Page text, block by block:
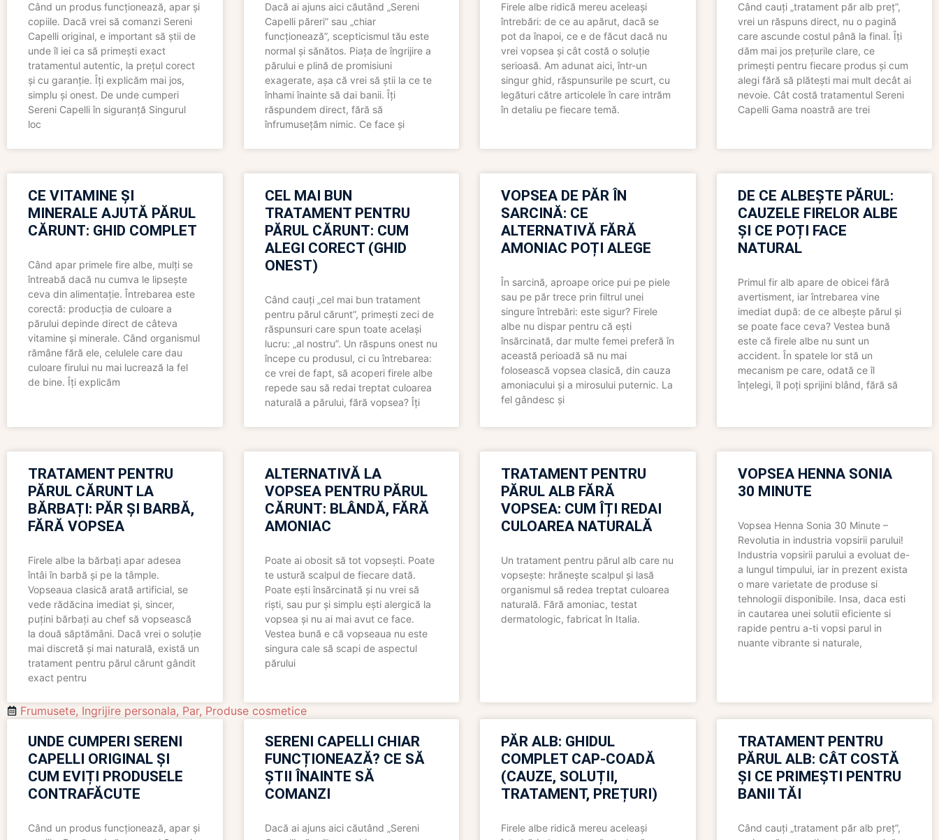
Când un produs funcționează, apar și
copiile. Dacă vrei să comanzi Sereni
Capelli original, e important să știi de
unde îl iei ca să primești exact
tratamentul autentic, la prețul corect
și cu garanție. Îți explicăm mai jos,
simplu și onest. De unde cumperi
Sereni Capelli în siguranță Singurul
loc
Dacă ai ajuns aici căutând „Sereni
Capelli păreri” sau „chiar
funcționează”, scepticismul tău este
normal și sănătos. Piața de îngrijire a
părului e plină de promisiuni
exagerate, așa că vrei să știi la ce te
înhami înainte să dai banii. Îți
răspundem direct, fără să
înfrumusețăm nimic. Ce face și
Firele albe ridică mereu aceleași
întrebări: de ce au apărut, dacă se
pot da înapoi, ce e de făcut dacă nu
vrei vopsea și cât costă o soluție
serioasă. Am adunat aici, într-un
singur ghid, răspunsurile pe scurt, cu
legături către articolele în care intrăm
în detaliu pe fiecare temă.
Când cauți „tratament păr alb preț”,
vrei un răspuns direct, nu o pagină
care ascunde costul până la final. Îți
dăm mai jos prețurile clare, ce
primești pentru fiecare produs și cum
alegi fără să plătești mai mult decât ai
nevoie. Cât costă tratamentul Sereni
Capelli Gama noastră are trei
CE VITAMINE ȘI
MINERALE AJUTĂ PĂRUL
CĂRUNT: GHID COMPLET
Când apar primele fire albe, mulți se
întreabă dacă nu cumva le lipsește
ceva din alimentație. Întrebarea este
corectă: producția de culoare a
părului depinde direct de câteva
vitamine și minerale. Când organismul
rămâne fără ele, celulele care dau
culoare firului nu mai lucrează la fel
de bine. Îți explicăm
CEL MAI BUN
TRATAMENT PENTRU
PĂRUL CĂRUNT: CUM
ALEGI CORECT (GHID
ONEST)
Când cauți „cel mai bun tratament
pentru părul cărunt”, primești zeci de
răspunsuri care spun toate același
lucru: „al nostru”. Un răspuns onest nu
începe cu produsul, ci cu întrebarea:
ce vrei de fapt, să acoperi firele albe
repede sau să redai treptat culoarea
naturală a părului, fără vopsea? Îți
VOPSEA DE PĂR ÎN
SARCINĂ: CE
ALTERNATIVĂ FĂRĂ
AMONIAC POȚI ALEGE
În sarcină, aproape orice pui pe piele
sau pe păr trece prin filtrul unei
singure întrebări: este sigur? Firele
albe nu dispar pentru că ești
însărcinată, dar multe femei preferă în
această perioadă să nu mai
folosească vopsea clasică, din cauza
amoniacului și a mirosului puternic. La
fel gândesc și
DE CE ALBEȘTE PĂRUL:
CAUZELE FIRELOR ALBE
ȘI CE POȚI FACE
NATURAL
Primul fir alb apare de obicei fără
avertisment, iar întrebarea vine
imediat după: de ce albește părul și
se poate face ceva? Vestea bună
este că firele albe nu sunt un
accident. În spatele lor stă un
mecanism pe care, odată ce îl
înțelegi, îl poți sprijini blând, fără să
TRATAMENT PENTRU
PĂRUL CĂRUNT LA
BĂRBAȚI: PĂR ȘI BARBĂ,
FĂRĂ VOPSEA
Firele albe la bărbați apar adesea
întâi în barbă și pe la tâmple.
Vopseaua clasică arată artificial, se
vede rădăcina imediat și, sincer,
puțini bărbați au chef să vopsească
la două săptămâni. Dacă vrei o soluție
mai discretă și mai naturală, există un
tratament pentru părul cărunt gândit
exact pentru
ALTERNATIVĂ LA
VOPSEA PENTRU PĂRUL
CĂRUNT: BLÂNDĂ, FĂRĂ
AMONIAC
Poate ai obosit să tot vopsești. Poate
te ustură scalpul de fiecare dată.
Poate ești însărcinată și nu vrei să
riști, sau pur și simplu ești alergică la
vopsea și nu ai mai avut ce face.
Vestea bună e că vopseaua nu este
singura cale să scapi de aspectul
părului
TRATAMENT PENTRU
PĂRUL ALB FĂRĂ
VOPSEA: CUM ÎȚI REDAI
CULOAREA NATURALĂ
Un tratament pentru părul alb care nu
vopsește: hrănește scalpul și lasă
organismul să redea treptat culoarea
naturală. Fără amoniac, testat
dermatologic, fabricat în Italia.
VOPSEA HENNA SONIA
30 MINUTE
Vopsea Henna Sonia 30 Minute –
Revolutia in industria vopsirii parului!
Industria vopsirii parului a evoluat de-
a lungul timpului, iar in prezent exista
o mare varietate de produse si
tehnologii disponibile. Insa, daca esti
in cautarea unei solutii eficiente si
rapide pentru a-ti vopsi parul in
nuante vibrante si naturale,
Frumusete, Ingrijire personala, Par, Produse cosmetice
UNDE CUMPERI SERENI
CAPELLI ORIGINAL ȘI
CUM EVIȚI PRODUSELE
CONTRAFĂCUTE
Când un produs funcționează, apar și
SERENI CAPELLI CHIAR
FUNCȚIONEAZĂ? CE SĂ
ȘTII ÎNAINTE SĂ
COMANZI
Dacă ai ajuns aici căutând „Sereni
PĂR ALB: GHIDUL
COMPLET CAP-COADĂ
(CAUZE, SOLUȚII,
TRATAMENT, PREȚURI)
Firele albe ridică mereu aceleași
TRATAMENT PENTRU
PĂRUL ALB: CÂT COSTĂ
ȘI CE PRIMEȘTI PENTRU
BANII TĂI
Când cauți „tratament păr alb preț”,